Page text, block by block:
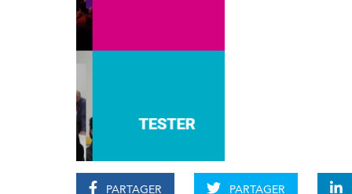
PARTAGER PARTAGER